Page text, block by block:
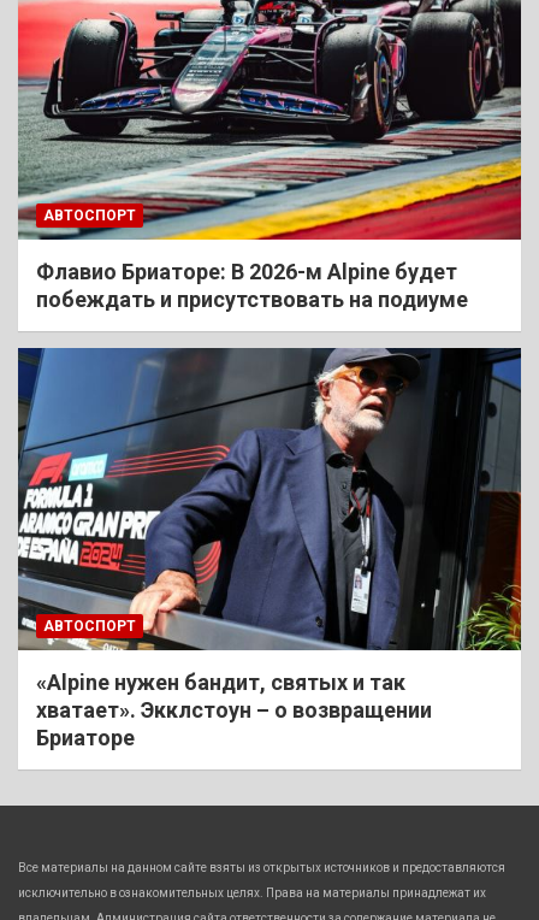
АВТОСПОРТ
Флавио Бриаторе: В 2026-м Alpine будет
побеждать и присутствовать на подиуме
АВТОСПОРТ
«Alpine нужен бандит, святых и так
хватает». Экклстоун – о возвращении
Бриаторе
Все материалы на данном сайте взяты из открытых источников и предоставляются
исключительно в ознакомительных целях. Права на материалы принадлежат их